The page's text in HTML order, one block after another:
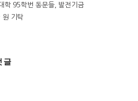
학 95학번 동문들, 발전기금
원 기탁
글